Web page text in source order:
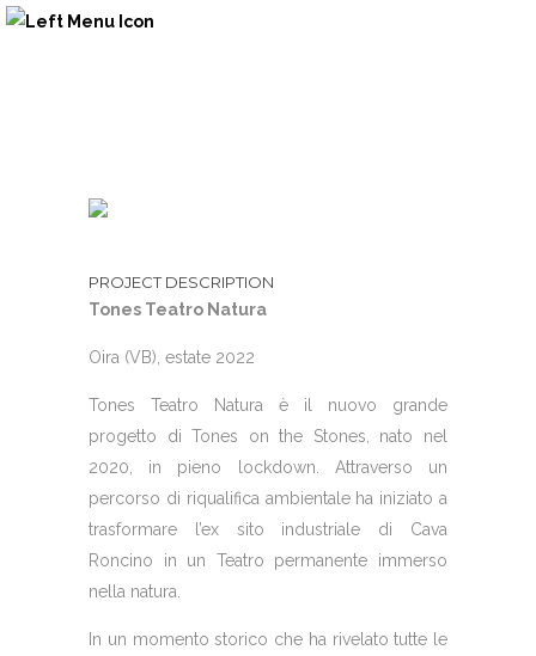
PROJECT DESCRIPTION
Tones Teatro Natura
Oira (VB), estate 2022
Tones Teatro Natura è il nuovo grande
progetto di Tones on the Stones, nato nel
2020, in pieno lockdown. Attraverso un
percorso di riqualifica ambientale ha iniziato a
trasformare l’ex sito industriale di Cava
Roncino in un Teatro permanente immerso
nella natura.
In un momento storico che ha rivelato tutte le